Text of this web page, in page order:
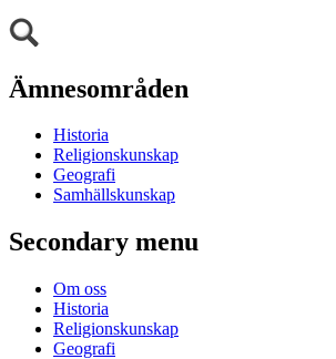
Ämnesområden
Historia
Religionskunskap
Geografi
Samhällskunskap
Secondary menu
Om oss
Historia
Religionskunskap
Geografi